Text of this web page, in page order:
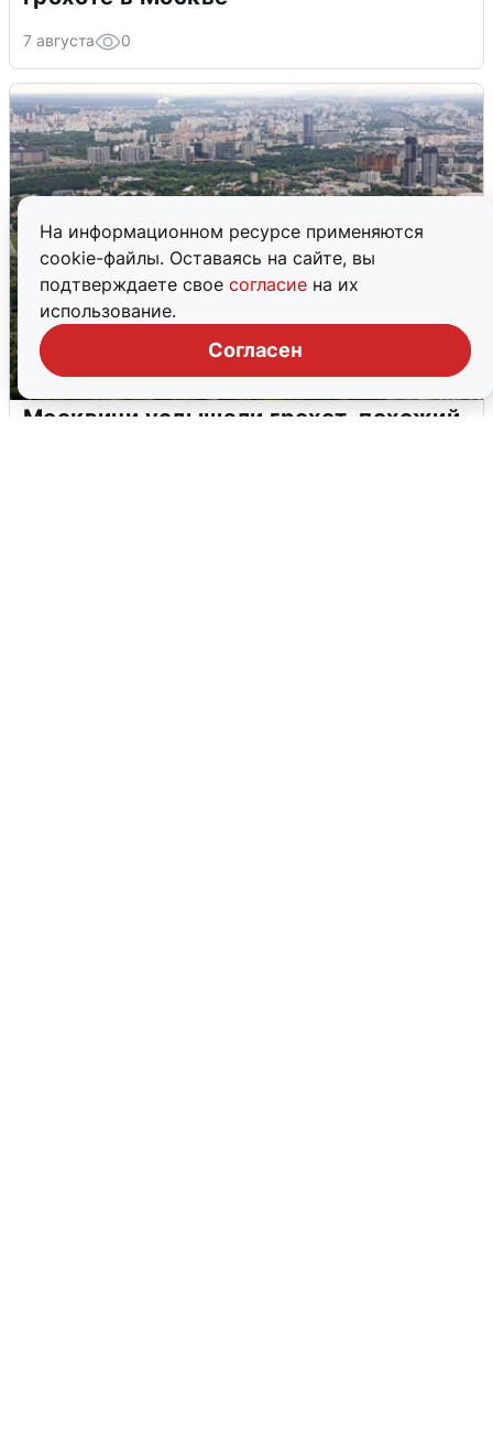
На информационном ресурсе применяются
cookie-файлы. Оставаясь на сайте, вы
подтверждаете свое согласие на их
использование.
Согласен
7 августа 0
Москвичи услышали грохот, похожий